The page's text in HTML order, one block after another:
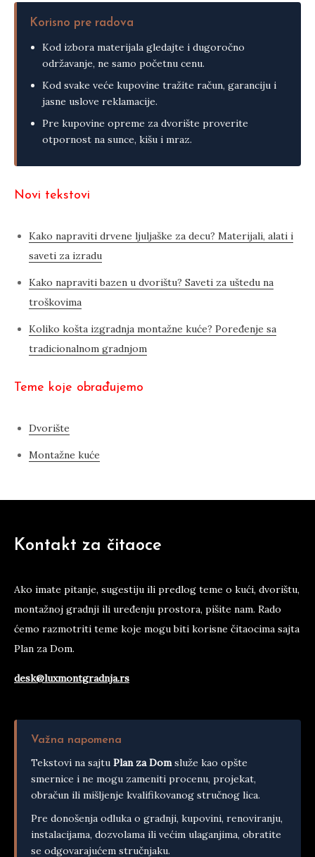
Korisno pre radova
Kod izbora materijala gledajte i dugoročno
održavanje, ne samo početnu cenu.
Kod svake veće kupovine tražite račun, garanciju i
jasne uslove reklamacije.
Pre kupovine opreme za dvorište proverite
otpornost na sunce, kišu i mraz.
Novi tekstovi
Kako napraviti drvene ljuljaške za decu? Materijali, alati i
saveti za izradu
Kako napraviti bazen u dvorištu? Saveti za uštedu na
troškovima
Koliko košta izgradnja montažne kuće? Poređenje sa
tradicionalnom gradnjom
Teme koje obrađujemo
Dvorište
Montažne kuće
Kontakt za čitaoce
Ako imate pitanje, sugestiju ili predlog teme o kući, dvorištu,
montažnoj gradnji ili uređenju prostora, pišite nam. Rado
ćemo razmotriti teme koje mogu biti korisne čitaocima sajta
Plan za Dom.
desk@luxmontgradnja.rs
Važna napomena
Tekstovi na sajtu Plan za Domsluže kao opšte
smernice i ne mogu zameniti procenu, projekat,
obračun ili mišljenje kvalifikovanog stručnog lica.
Pre donošenja odluka o gradnji, kupovini, renoviranju,
instalacijama, dozvolama ili većim ulaganjima, obratite
se odgovarajućem stručnjaku.